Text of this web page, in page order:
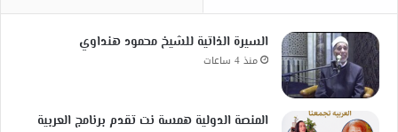
السيرة الذاتية للشيخ محمود هنداوي
منذ 4 ساعات
المنصة الدولية همسة نت تقدم برنامج العربية